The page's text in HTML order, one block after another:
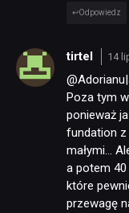
Odpowiedz
tirtel 14
Poza tym
ponieważ
fundation
małymi…
a potem
które
przewagę